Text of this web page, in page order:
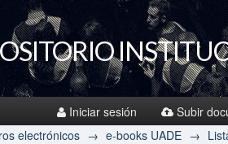
Iniciar sesión Subir
electrónicos → e-books UADE →